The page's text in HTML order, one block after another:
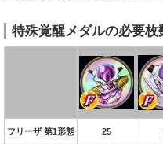
特殊覚醒メダルの必要枚
フリーザ 第1形態 25